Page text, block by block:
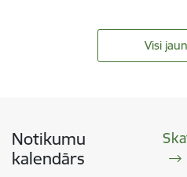
Visi
Notikumu
kalendārs